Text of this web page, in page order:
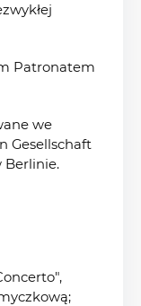
Patronatem
we
Gesellschaft
Berlinie.